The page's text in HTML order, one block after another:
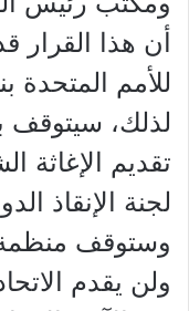
أن هذا القرار
لذلك، سيتوقف
تقديم الإغاثة
لجنة الإنقاذ
وستوقف منظمة
ولن يقدم